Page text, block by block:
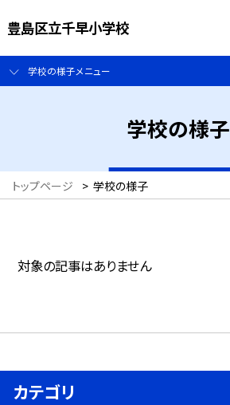
豊島区立千早小学校
学校の様子メニュー
学校の様子
トップページ > 学校の様子
対象の記事はありません
カテゴリ